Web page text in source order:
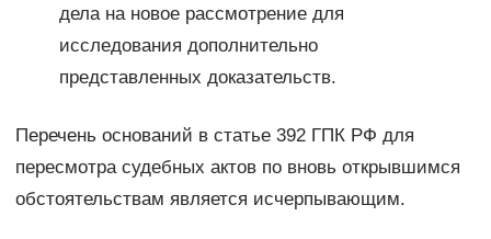
дела на новое рассмотрение для
исследования дополнительно
представленных доказательств.
Перечень оснований в статье 392 ГПК РФ для
пересмотра судебных актов по вновь открывшимся
обстоятельствам является исчерпывающим.